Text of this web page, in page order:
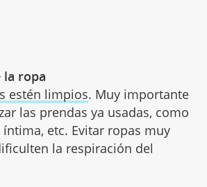
la ropa
estén limpios. Muy importante
las prendas ya usadas, como
etc. Evitar ropas muy
la respiración del